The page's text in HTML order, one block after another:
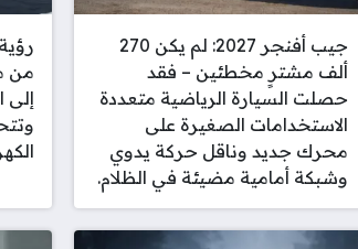
جيب أفنجر 2027: لم يكن 270
ألف مشترٍ مخطئين – فقد
حصلت السيارة الرياضية متعددة
الاستخدامات الصغيرة على
محرك جديد وناقل حركة يدوي
وشبكة أمامية مضيئة في الظلام.
إلى